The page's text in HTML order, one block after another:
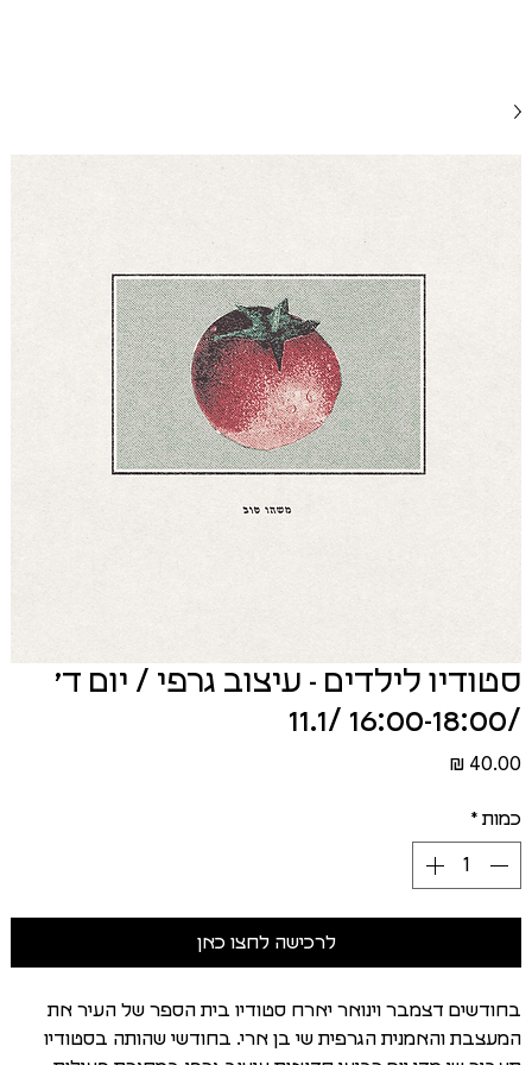
סטודיו לילדים - עיצוב גרפי / יום ד׳
/16:00-18:00 /11.1
מחיר
כמות *
לרכישה לחצו כאן
בחודשים דצמבר וינואר יארח סטודיו בית הספר של העיר את
המעצבת והאמנית הגרפית שי בן ארי. בחודשי שהותה בסטודיו